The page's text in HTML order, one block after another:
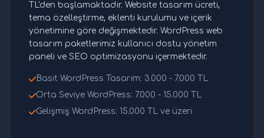
TL'den başlamaktadır. Website tasarım ücreti,
tema özelleştirme, eklenti kurulumu ve içerik
yönetimine göre değişmektedir. WordPress web
tasarım paketlerimiz kullanıcı dostu yönetim
paneli ve SEO optimizasyonu içermektedir.
Basit WordPress Tasarım: 3.000 - 7.000 TL
Orta Seviye WordPress: 7.000 - 15.000 TL
Gelişmiş WordPress: 15.000 TL ve üzeri